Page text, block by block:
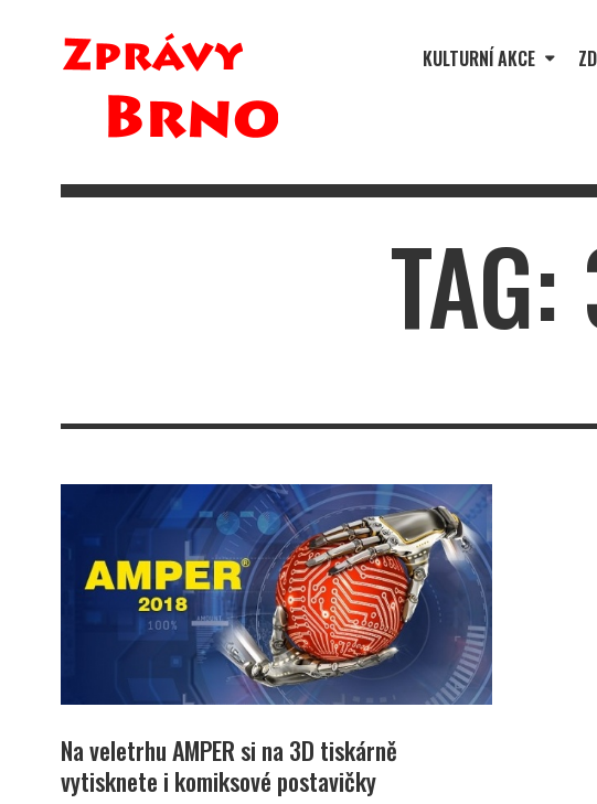
KULTURNÍ AKCE
Na veletrhu AMPER si na 3D tiskárně
vytisknete i komiksové postavičky